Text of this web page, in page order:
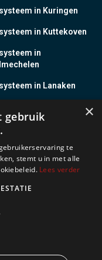
in Kuringen
in Kuttekoven
in
in Lanaken
in
in Leut
×
gebruik
te
stemt u in met alle
Lees verder